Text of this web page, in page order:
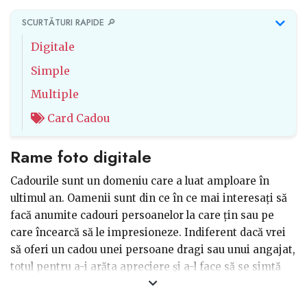
SCURTĂTURI RAPIDE 🔎
Digitale
Simple
Multiple
Card Cadou
Rame foto digitale
Cadourile sunt un domeniu care a luat amploare în
ultimul an. Oamenii sunt din ce în ce mai interesați să
facă anumite cadouri persoanelor la care țin sau pe
care încearcă să le impresioneze. Indiferent dacă vrei
să oferi un cadou unei persoane dragi sau unui angajat,
totul pentru a-i arăta apreciere și a-l face să se simtă
bine în relația cu tine, contează să alegi ceva cât mai